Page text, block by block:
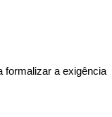
formalizar a exigência